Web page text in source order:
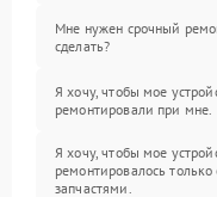
Мне нужен срочный
сделать?
Я хочу, чтобы мое
ремонтировали при мне.
Я хочу, чтобы мое
ремонтировалось
запчастями.